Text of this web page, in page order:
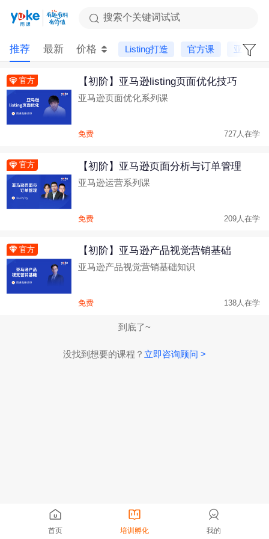
搜索个关键词试试
推荐 最新 价格 Listing打造 官方课 亚马逊
官方 【初阶】亚马逊listing页面优化技巧
亚马逊页面优化系列课
免费 727人在学
官方 【初阶】亚马逊页面分析与订单管理
亚马逊运营系列课
免费 209人在学
官方 【初阶】亚马逊产品视觉营销基础
亚马逊产品视觉营销基础知识
免费 138人在学
到底了~
没找到想要的课程？ 立即咨询顾问 >
首页 培训孵化 我的